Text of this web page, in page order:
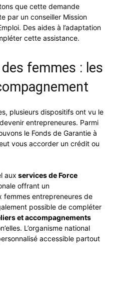
que cette demande
par un conseiller Mission
Des aides à l’adaptation
cette assistance.
femmes : les
plusieurs dispositifs ont vu le
entrepreneures. Parmi
le Fonds de Garantie à
vous accorder un crédit ou
aux services de Force
offrant un
entrepreneures de
possible de compléter
et accompagnements
L’organisme national
accessible partout